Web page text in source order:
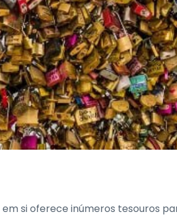
si oferece inúmeros tesouros